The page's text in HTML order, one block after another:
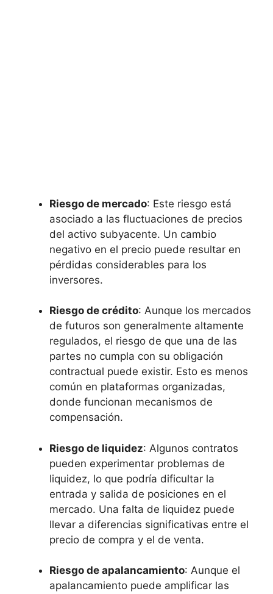
Riesgo de mercado: Este riesgo está
asociado a las fluctuaciones⁤ de precios
del activo ‍subyacente.⁣ Un cambio
negativo en el precio puede resultar en
pérdidas considerables para los
inversores.
Riesgo de crédito: Aunque⁣ los mercados
de futuros son⁣ generalmente altamente
regulados, el riesgo de‍ que una de las
partes no cumpla⁢ con su​ obligación
contractual puede existir. Esto es menos
común en plataformas organizadas,
‌donde funcionan mecanismos de
compensación.
Riesgo de liquidez: Algunos contratos
pueden experimentar ⁤problemas de
liquidez, lo que podría ‍dificultar la
entrada​ y salida de posiciones en el
mercado. Una falta de liquidez puede
llevar a⁢ diferencias⁢ significativas entre el
precio ‍de ⁣compra y el de venta.
Riesgo de apalancamiento: ‍Aunque el
apalancamiento puede ⁣amplificar las